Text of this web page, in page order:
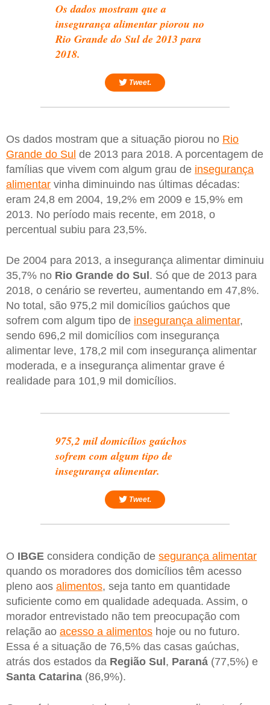
Os dados mostram que a
insegurança alimentar piorou no
Rio Grande do Sul de 2013 para
2018.
Tweet.
Os dados mostram que a situação piorou no Rio
Grande do Sul de 2013 para 2018. A porcentagem de
famílias que vivem com algum grau de insegurança
alimentar vinha diminuindo nas últimas décadas:
eram 24,8 em 2004, 19,2% em 2009 e 15,9% em
2013. No período mais recente, em 2018, o
percentual subiu para 23,5%.
De 2004 para 2013, a insegurança alimentar diminuiu
35,7% no Rio Grande do Sul . Só que de 2013 para
2018, o cenário se reverteu, aumentando em 47,8%.
No total, são 975,2 mil domicílios gaúchos que
sofrem com algum tipo de insegurança alimentar,
sendo 696,2 mil domicílios com insegurança
alimentar leve, 178,2 mil com insegurança alimentar
moderada, e a insegurança alimentar grave é
realidade para 101,9 mil domicílios.
975,2 mil domicílios gaúchos
sofrem com algum tipo de
insegurança alimentar.
Tweet.
O IBGE considera condição de segurança alimentar
quando os moradores dos domicílios têm acesso
pleno aos alimentos, seja tanto em quantidade
suficiente como em qualidade adequada. Assim, o
morador entrevistado não tem preocupação com
relação ao acesso a alimentos hoje ou no futuro.
Essa é a situação de 76,5% das casas gaúchas,
atrás dos estados da Região Sul , Paraná (77,5%) e
Santa Catarina (86,9%).